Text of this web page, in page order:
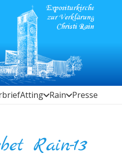
Atting Rain Presse
Rain-13